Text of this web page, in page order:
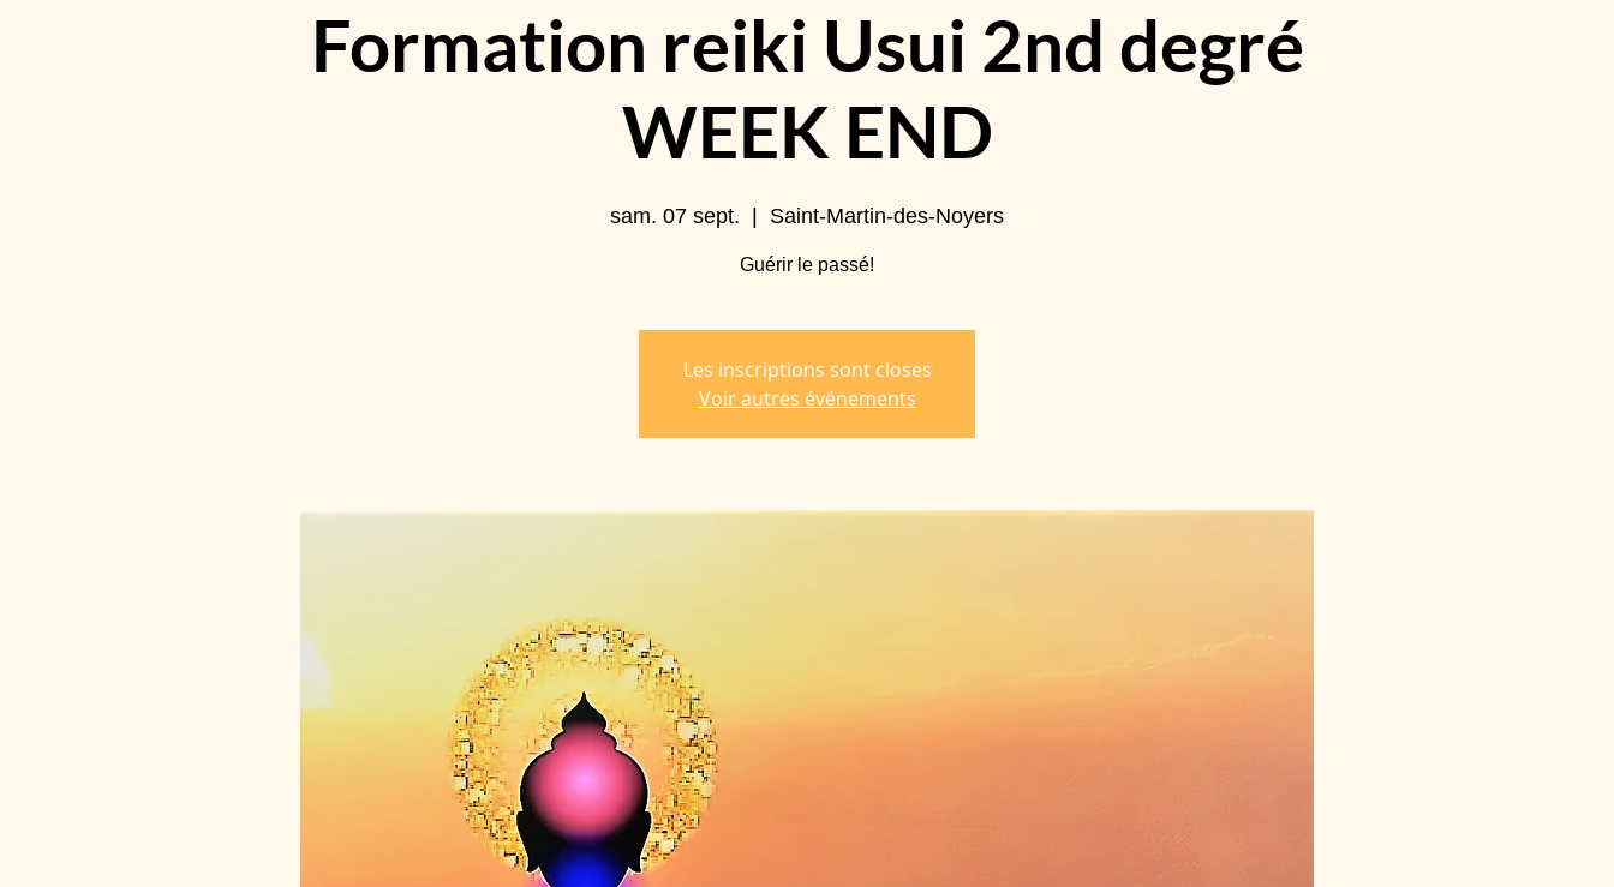
Formation reiki Usui 2nd degré
WEEK END
sam. 07 sept. Saint-Martin-des-Noyers
Guérir le passé!
Les inscriptions sont closes
Voir autres événements